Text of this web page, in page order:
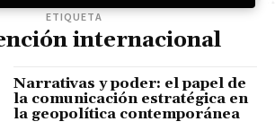
ETIQUETA
internacional
Narrativas y poder: el papel de
la comunicación estratégica en
la geopolítica contemporánea